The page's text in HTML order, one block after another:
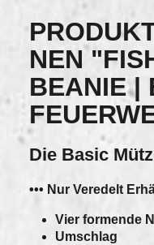
NEN
BEANIE |
Die Basic
••• Nur Veredelt
Vier formende
Umschlag